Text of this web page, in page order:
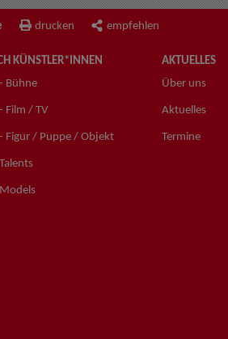
drucken empfehlen
KÜNSTLER*INNEN
Bühne
Film / TV
Figur / Puppe / Objekt
AKTUELLES
Über uns
Aktuelles
Termine